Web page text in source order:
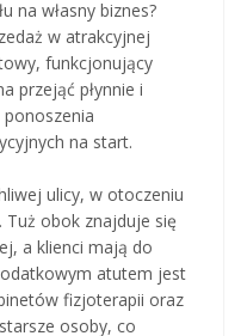
na własny biznes?
w atrakcyjnej
funkcjonujący
przejąć płynnie i
na start.
ulicy, w otoczeniu
Tuż obok znajduje się
a klienci mają do
atutem jest
fizjoterapii oraz
osoby, co